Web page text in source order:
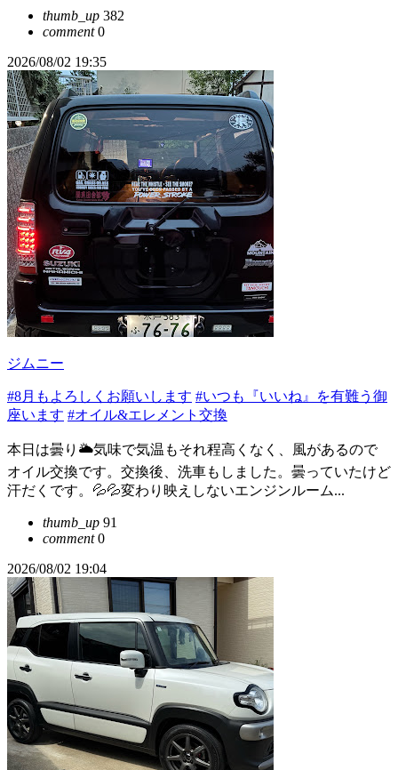
thumb_up 382
comment0
2026/08/02 19:35
ジムニー
#8月もよろしくお願いします #いつも『いいね』を有難う御
座います #オイル&エレメント交換
本日は曇り🌥️気味で気温もそれ程高くなく、風があるので
オイル交換です。交換後、洗車もしました。曇っていたけど
汗だくです。💦💦変わり映えしないエンジンルーム...
thumb_up 91
comment0
2026/08/02 19:04